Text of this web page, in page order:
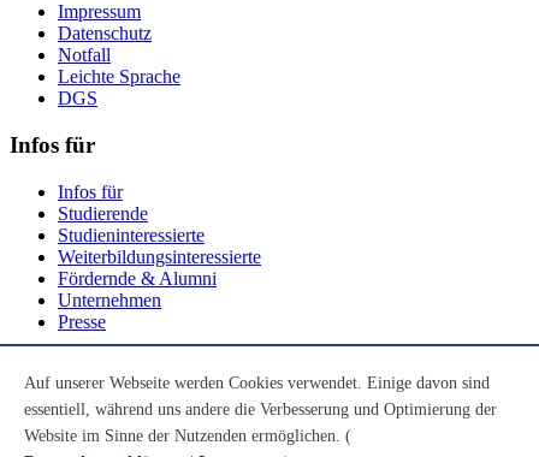
Impressum
Datenschutz
Notfall
Leichte Sprache
DGS
Infos für
Infos für
Studierende
Studieninteressierte
Weiterbildungsinteressierte
Fördernde & Alumni
Unternehmen
Presse
Youtube
Instagram
Auf unserer Webseite werden Cookies verwendet. Einige davon sind
essentiell, während uns andere die Verbesserung und Optimierung der
Website im Sinne der Nutzenden ermöglichen. (